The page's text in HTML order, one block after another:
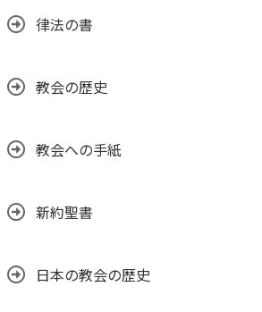
律法の書
教会の歴史
教会への手紙
新約聖書
日本の教会の歴史